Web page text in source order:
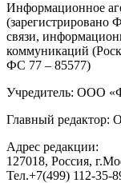
Информационное
(зарегистрировано
связи,
коммуникаций
ФС 77 – 85577)
Учредитель: ООО
Главный редактор:
Адрес редакции:
127018, Россия,
Тел.+7(499) 112-35-